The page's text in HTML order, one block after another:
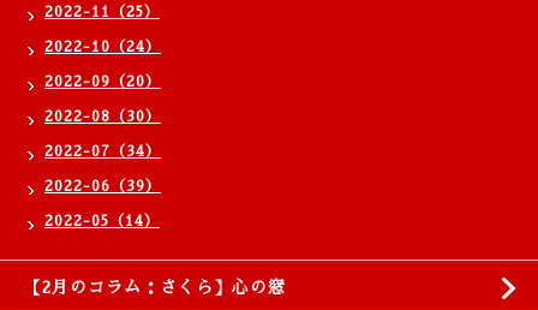
2022-11（25）
2022-10（24）
2022-09（20）
2022-08（30）
2022-07（34）
2022-06（39）
2022-05（14）
【2月のコラム：さくら】心の窓